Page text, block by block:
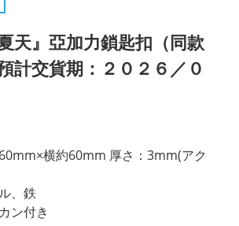
天』亞加力鎖匙扣（同款
計交貨期：２０２６／０
60mm×横約60mm 厚さ：3mm(アク
、鉄
ン付き